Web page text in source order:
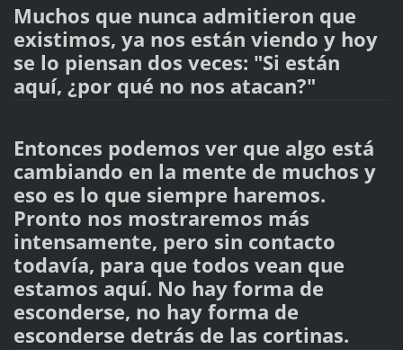
Muchos que nunca admitieron que
existimos, ya nos están viendo y hoy
se lo piensan dos veces: "Si están
aquí, ¿por qué no nos atacan?"
Entonces podemos ver que algo está
cambiando en la mente de muchos y
eso es lo que siempre haremos.
Pronto nos mostraremos más
intensamente, pero sin contacto
todavía, para que todos vean que
estamos aquí. No hay forma de
esconderse, no hay forma de
esconderse detrás de las cortinas.